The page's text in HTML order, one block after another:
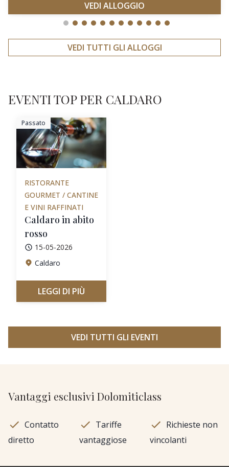
VEDI ALLOGGIO
VEDI TUTTI GLI ALLOGGI
EVENTI TOP PER CALDARO
Passato
RISTORANTE
GOURMET / CANTINE
E VINI RAFFINATI
Caldaro in abito
rosso
15-05-2026
Caldaro
LEGGI DI PIÙ
VEDI TUTTI GLI EVENTI
Vantaggi esclusivi Dolomiticlass
Contatto
diretto
Tariffe
vantaggiose
Richieste non
vincolanti